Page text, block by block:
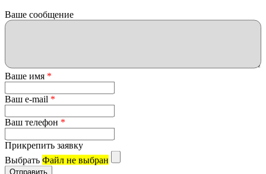
Ваше сообщение
Ваше имя *
Ваш e-mail *
Ваш телефон *
Прикрепить заявку
Выбрать Файл не выбран